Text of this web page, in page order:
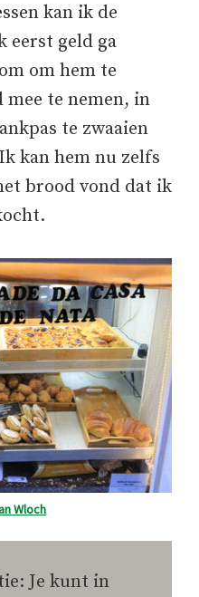
kan ik de
eerst geld ga
om hem te
te nemen, in
te zwaaien
kan hem nu zelfs
brood vond dat ik
Wloch
Je kunt in